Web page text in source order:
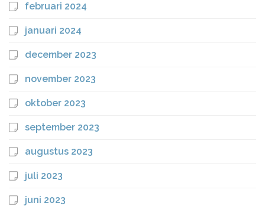
februari 2024
januari 2024
december 2023
november 2023
oktober 2023
september 2023
augustus 2023
juli 2023
juni 2023